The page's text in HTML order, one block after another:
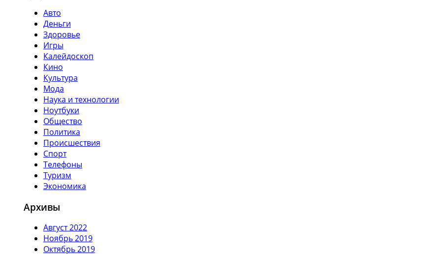
Авто
Деньги
Здоровье
Игры
Калейдоскоп
Кино
Культура
Мода
Наука и технологии
Ноутбуки
Общество
Политика
Происшествия
Спорт
Телефоны
Туризм
Экономика
Архивы
Август 2022
Ноябрь 2019
Октябрь 2019